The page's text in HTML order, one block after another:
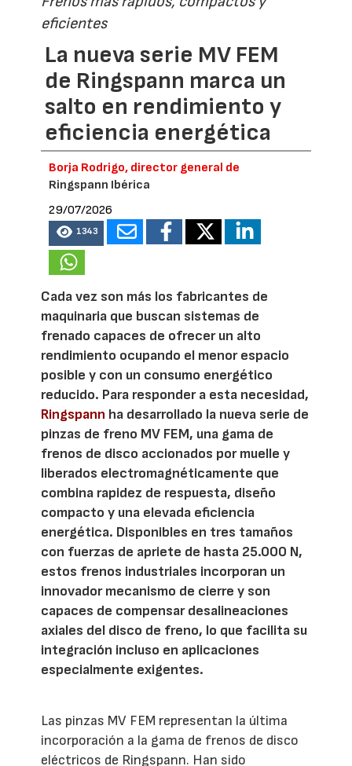
eficientes
La nueva serie MV FEM
de Ringspann marca un
salto en rendimiento y
eficiencia energética
Borja Rodrigo, director general de
Ringspann Ibérica
29/07/2026
1343
Cada vez son más los fabricantes de
maquinaria que buscan sistemas de
frenado capaces de ofrecer un alto
rendimiento ocupando el menor espacio
posible y con un consumo energético
reducido. Para responder a esta necesidad,
Ringspann ha desarrollado la nueva serie de
pinzas de freno MV FEM, una gama de
frenos de disco accionados por muelle y
liberados electromagnéticamente que
combina rapidez de respuesta, diseño
compacto y una elevada eficiencia
energética. Disponibles en tres tamaños
con fuerzas de apriete de hasta 25.000 N,
estos frenos industriales incorporan un
innovador mecanismo de cierre y son
capaces de compensar desalineaciones
axiales del disco de freno, lo que facilita su
integración incluso en aplicaciones
especialmente exigentes.
Las pinzas MV FEM representan la última
incorporación a la gama de frenos de disco
eléctricos de Ringspann. Han sido